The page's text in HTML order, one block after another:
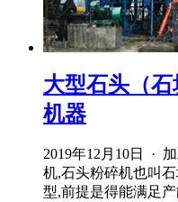
大型石头（
机器
2019年12月10日 ·
机,石头粉碎机也叫
型,前提是得能满足